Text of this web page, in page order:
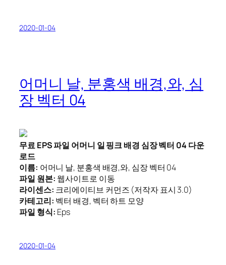
2020-01-04
어머니 날, 분홍색 배경,와, 심
장 벡터 04
무료 EPS 파일 어머니 일 핑크 배경 심장 벡터 04 다운
로드
이름: 어머니 날, 분홍색 배경,와, 심장 벡터 04
파일 원본: 웹사이트로 이동
라이센스: 크리에이티브 커먼즈 (저작자 표시 3.0)
카테고리: 벡터 배경, 벡터 하트 모양
파일 형식: Eps
2020-01-04